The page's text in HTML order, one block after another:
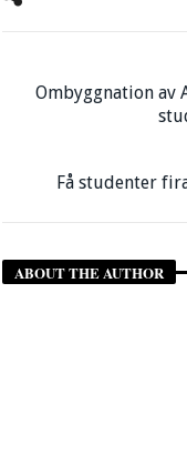
Ombyggnation av
Få studenter
ABOUT THE AUTHOR